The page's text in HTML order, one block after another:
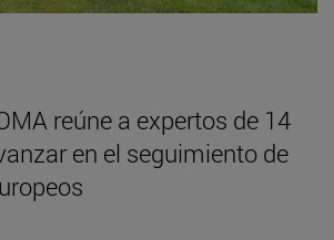
reúne a expertos de 14
en el seguimiento de